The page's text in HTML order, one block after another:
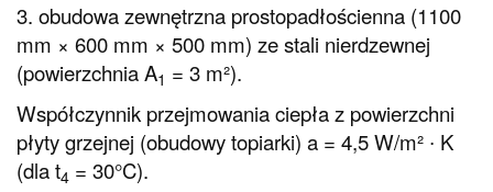
3. obudowa zewnętrzna prostopadłościenna (1100
mm × 600 mm × 500 mm) ze stali nierdzewnej
(powierzchnia A1 = 3 m²).
Współczynnik przejmowania ciepła z powierzchni
płyty grzejnej (obudowy topiarki) a = 4,5 W/m² ∙ K
(dla t4 = 30°C).